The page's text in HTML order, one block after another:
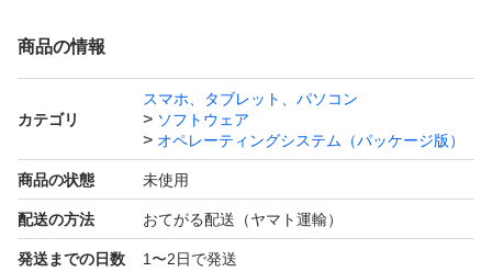
商品の情報
カテゴリ
スマホ、タブレット、パソコン
ソフトウェア
オペレーティングシステム（パッケージ版）
商品の状態 未使用
配送の方法 おてがる配送（ヤマト運輸）
発送までの日数 1〜2日で発送